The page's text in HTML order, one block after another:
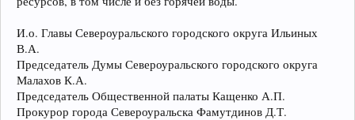
И.о. Главы Североуральского городского округа Ильиных
В.А.
Председатель Думы Североуральского городского округа
Малахов К.А.
Председатель Общественной палаты Кащенко А.П.
Прокурор города Североуральска Фамутдинов Д.Т.